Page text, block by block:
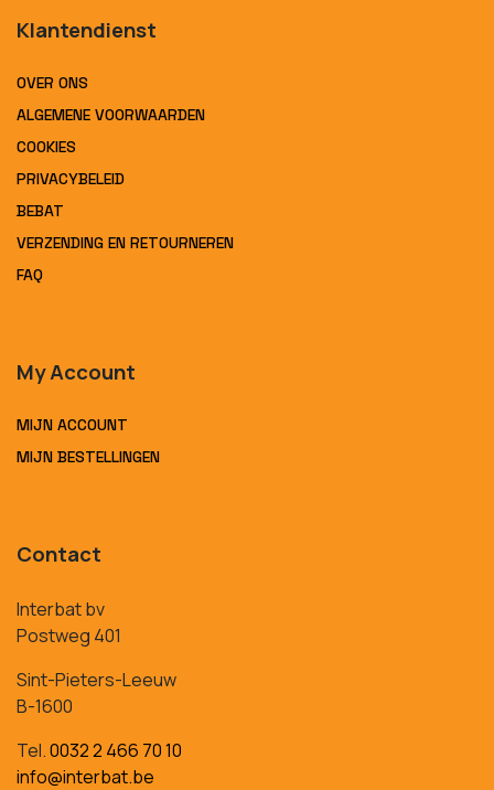
Klantendienst
OVER ONS
ALGEMENE VOORWAARDEN
COOKIES
PRIVACYBELEID
BEBAT
VERZENDING EN RETOURNEREN
FAQ
My Account
MIJN ACCOUNT
MIJN BESTELLINGEN
Contact
Interbat bv
Postweg 401
Sint-Pieters-Leeuw
B-1600
Tel.0032 2 466 70 10
info@interbat.be